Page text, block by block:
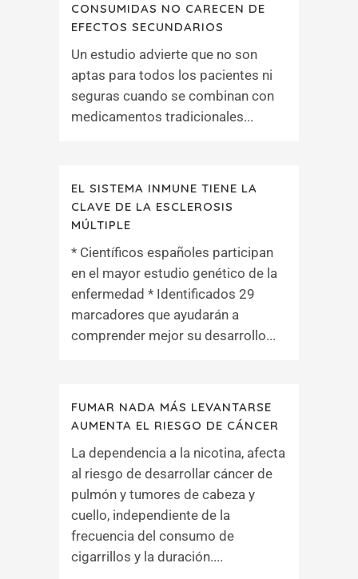
CONSUMIDAS NO CARECEN DE
EFECTOS SECUNDARIOS
Un estudio advierte que no son
aptas para todos los pacientes ni
seguras cuando se combinan con
medicamentos tradicionales...
EL SISTEMA INMUNE TIENE LA
CLAVE DE LA ESCLEROSIS
MÚLTIPLE
* Científicos españoles participan
en el mayor estudio genético de la
enfermedad * Identificados 29
marcadores que ayudarán a
comprender mejor su desarrollo...
FUMAR NADA MÁS LEVANTARSE
AUMENTA EL RIESGO DE CÁNCER
La dependencia a la nicotina, afecta
al riesgo de desarrollar cáncer de
pulmón y tumores de cabeza y
cuello, independiente de la
frecuencia del consumo de
cigarrillos y la duración....